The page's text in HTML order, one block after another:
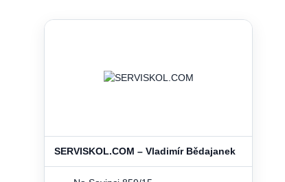
SERVISKOL.COM – Vladimír Bědajanek